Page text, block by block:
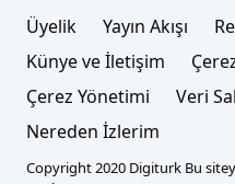
Üyelik Yayın Akışı
Künye ve İletişim
Çerez Yönetimi
Veri
Nereden İzlerim
Copyright 2020 Digiturk Bu